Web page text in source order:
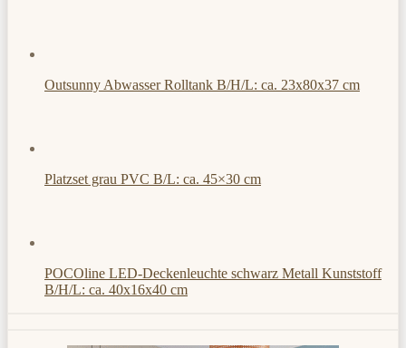
Outsunny Abwasser Rolltank B/H/L: ca. 23x80x37 cm
Platzset grau PVC B/L: ca. 45×30 cm
POCOline LED-Deckenleuchte schwarz Metall Kunststoff
B/H/L: ca. 40x16x40 cm